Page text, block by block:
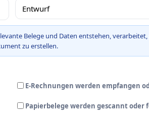
Belege und Daten entstehen,
zu erstellen.
E-Rechnungen werden empfangen
Papierbelege werden gescannt